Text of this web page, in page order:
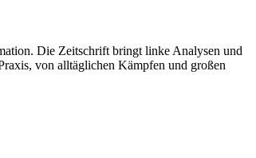
Die Zeitschrift bringt linke Analysen und
von alltäglichen Kämpfen und großen